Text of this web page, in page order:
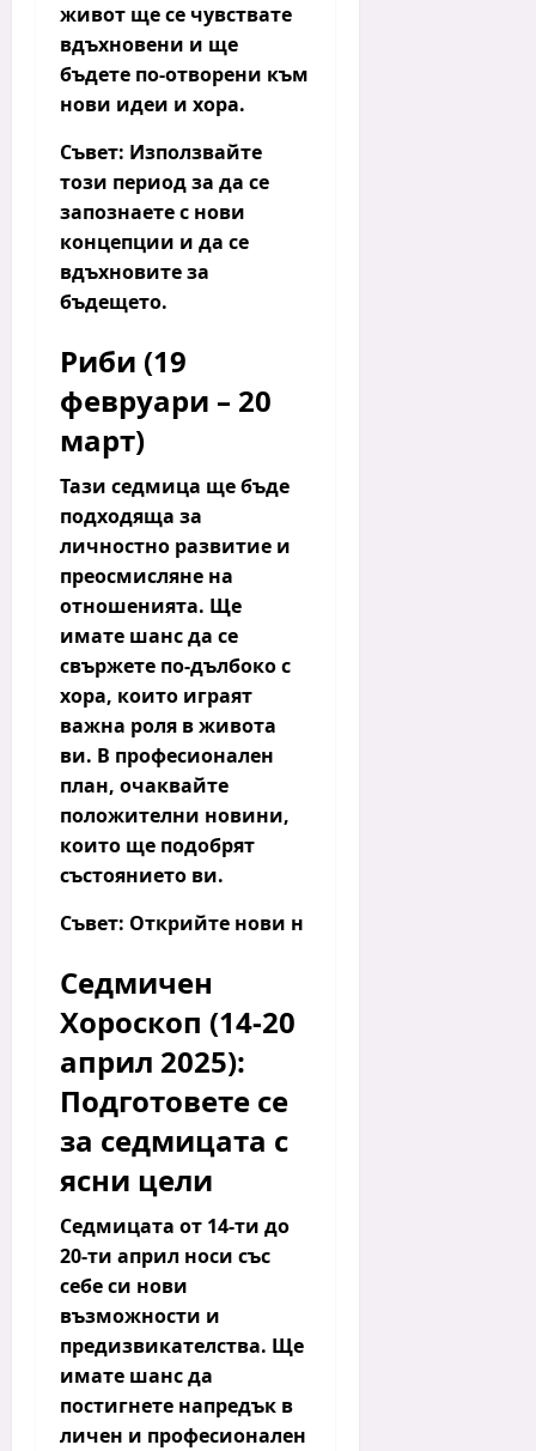
живот ще се чувствате
вдъхновени и ще
бъдете по-отворени към
нови идеи и хора.
Съвет: Използвайте
този период за да се
запознаете с нови
концепции и да се
вдъхновите за
бъдещето.
Риби (19
февруари – 20
март)
Тази седмица ще бъде
подходяща за
личностно развитие и
преосмисляне на
отношенията. Ще
имате шанс да се
свържете по-дълбоко с
хора, които играят
важна роля в живота
ви. В професионален
план, очаквайте
положителни новини,
които ще подобрят
състоянието ви.
Съвет: Открийте нови н
Седмичен
Хороскоп (14-20
април 2025):
Подготовете се
за седмицата с
ясни цели
Седмицата от 14-ти до
20-ти април носи със
себе си нови
възможности и
предизвикателства. Ще
имате шанс да
постигнете напредък в
личен и професионален